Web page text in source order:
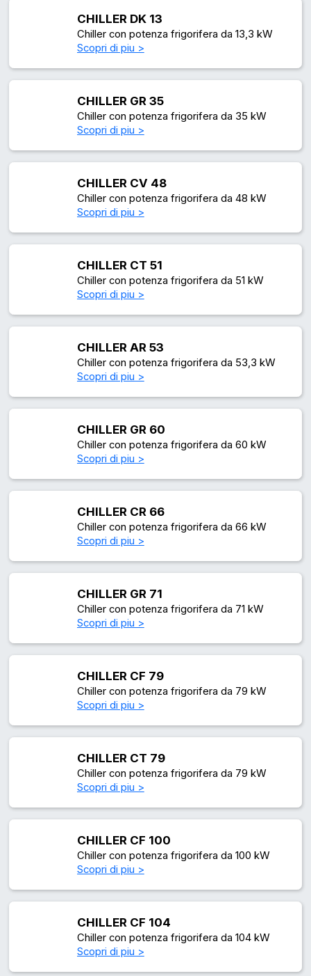
CHILLER DK 13
Chiller con potenza frigorifera da 13,3 kW
Scopri di piu >
CHILLER GR 35
Chiller con potenza frigorifera da 35 kW
Scopri di piu >
CHILLER CV 48
Chiller con potenza frigorifera da 48 kW
Scopri di piu >
CHILLER CT 51
Chiller con potenza frigorifera da 51 kW
Scopri di piu >
CHILLER AR 53
Chiller con potenza frigorifera da 53,3 kW
Scopri di piu >
CHILLER GR 60
Chiller con potenza frigorifera da 60 kW
Scopri di piu >
CHILLER CR 66
Chiller con potenza frigorifera da 66 kW
Scopri di piu >
CHILLER GR 71
Chiller con potenza frigorifera da 71 kW
Scopri di piu >
CHILLER CF 79
Chiller con potenza frigorifera da 79 kW
Scopri di piu >
CHILLER CT 79
Chiller con potenza frigorifera da 79 kW
Scopri di piu >
CHILLER CF 100
Chiller con potenza frigorifera da 100 kW
Scopri di piu >
CHILLER CF 104
Chiller con potenza frigorifera da 104 kW
Scopri di piu >